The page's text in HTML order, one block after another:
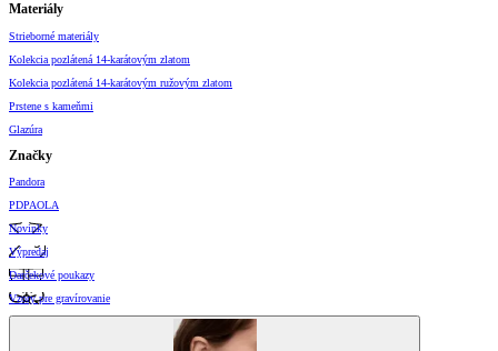
Materiály
Strieborné materiály
Kolekcia pozlátená 14-karátovým zlatom
Kolekcia pozlátená 14-karátovým ružovým zlatom
Prstene s kameňmi
Glazúra
Značky
Pandora
PDPAOLA
Novinky
Výpredaj
Darčekové poukazy
Vzory pre gravírovanie